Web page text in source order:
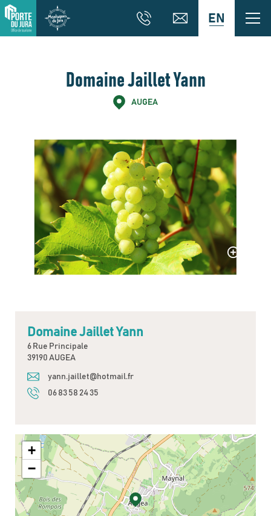
EN
Domaine Jaillet Yann
AUGEA
Domaine Jaillet Yann
6 Rue Principale
39190 AUGEA
yann.jaillet@hotmail.fr
06 83 58 24 35
+
−